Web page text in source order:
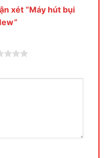
xét “Máy hút bụi